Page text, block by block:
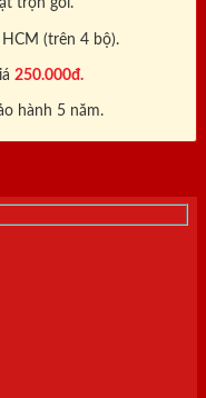
(trên 4 bộ).
250.000đ.
hành 5 năm.